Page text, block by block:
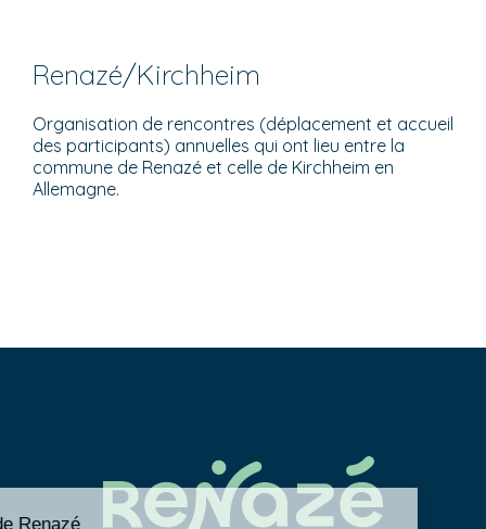
Renazé/Kirchheim
Organisation de rencontres (déplacement et accueil
des participants) annuelles qui ont lieu entre la
commune de Renazé et celle de Kirchheim en
Allemagne.